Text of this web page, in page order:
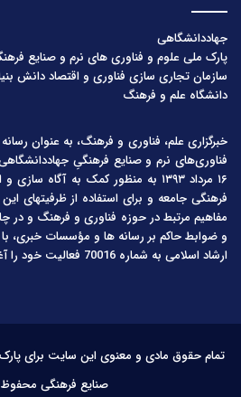
جهاددانشگاهی
پارک ملی علوم و فناوری های نرم و صنایع
سازمان تجاری سازی فناوری و اقتصاد دانش
دانشگاه علم و فرهنگ
خبرگزاری علم، فناوری و فرهنگ، به عنوان
فناوری‌های نرم و صنایع فرهنگیِ
۱۶ مرداد ۱۳۹۳ به منظور کمک به آگاه
فرهنگی جامعه و برای استفاده از ظرفیتهای
مفاهیم مرتبط در حوزه فناوری و فرهنگ و
و ضوابط حاکم بر رسانه ها و مؤسسات خبری،
ارشاد اسلامی به شماره 70016 فعالیت خود را آغاز کرده است.
تمام حقوق مادی و معنوی این سایت برای
صنایع فرهنگی